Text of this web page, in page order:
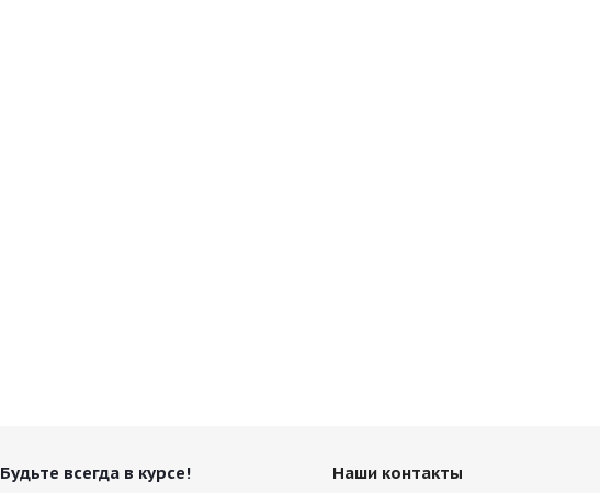
Будьте всегда в курсе! Наши контакты